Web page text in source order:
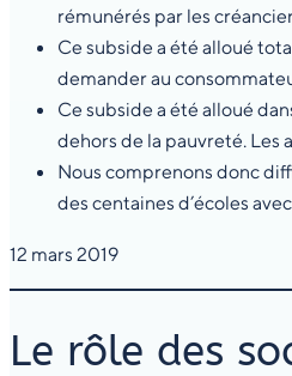
rémunérés par les
Ce subside a été alloué
demander au
Ce subside a été alloué
dehors de la pauvreté. Les
Nous comprenons donc
des centaines d’écoles avec
12 mars 2019
Le rôle des